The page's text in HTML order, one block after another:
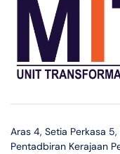
Aras 4, Setia Perkasa
Pentadbiran Kerajaan